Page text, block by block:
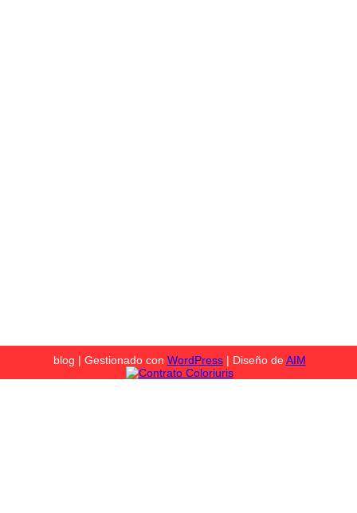
blog | Gestionado con WordPress| Diseño deAIM